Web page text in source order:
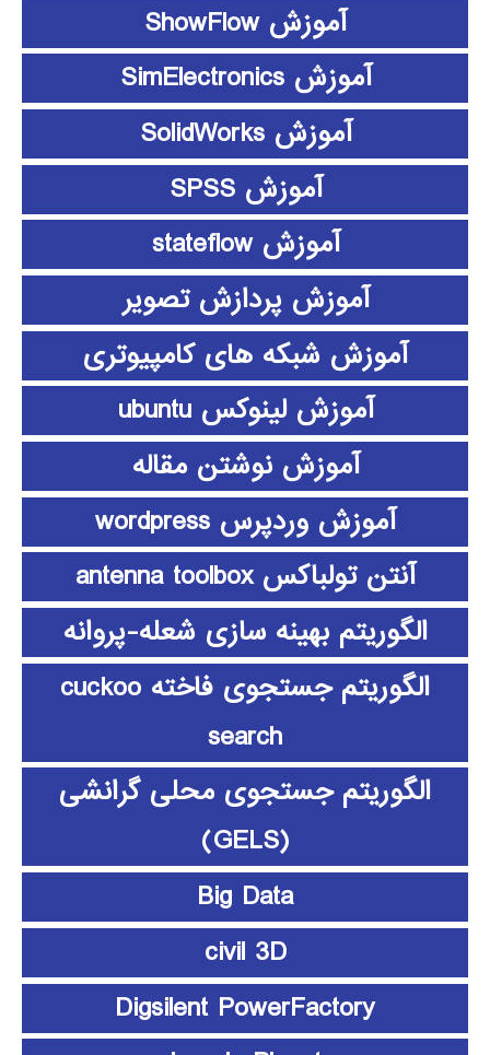
آموزش ShowFlow
آموزش SimElectronics
آموزش SolidWorks
آموزش SPSS
آموزش stateflow
آموزش پردازش تصویر
آموزش شبکه های کامپیوتری
آموزش لینوکس ubuntu
آموزش نوشتن مقاله
آموزش وردپرس wordpress
آنتن تولباکس antenna toolbox
الگوریتم بهینه سازی شعله-پروانه
الگوریتم جستجوی فاخته cuckoo
search
الگوریتم جستجوی محلی گرانشی
(GELS)
Big Data
civil 3D
Digsilent PowerFactory